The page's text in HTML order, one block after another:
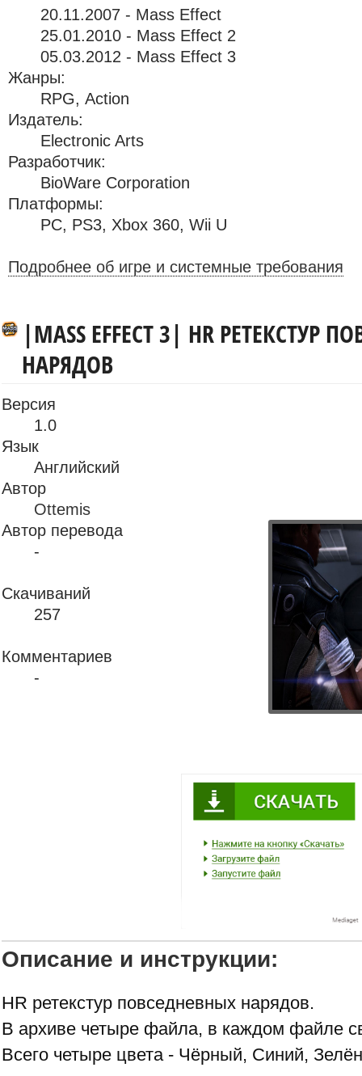
20.11.2007 - Mass Effect
25.01.2010 - Mass Effect 2
05.03.2012 - Mass Effect 3
Жанры:
RPG, Action
Издатель:
Electronic Arts
Разработчик:
BioWare Corporation
Платформы:
PC, PS3, Xbox 360, Wii U
Подробнее об игре и системные требования
|MASS EFFECT 3| HR РЕТЕКСТУР
НАРЯДОВ
Версия
1.0
Язык
Английский
Автор
Ottemis
Автор перевода
-
Скачиваний
257
Комментариев
-
Описание и инструкции:
HR ретекстур повседневных нарядов.
В архиве четыре файла, в каждом файле
Всего четыре цвета - Чёрный, Синий,